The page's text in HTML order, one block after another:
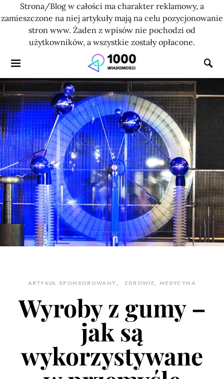
Strona/Blog w całości ma charakter reklamowy, a
zamieszczone na niej artykuły mają na celu pozycjonowanie
stron www. Żaden z wpisów nie pochodzi od
użytkowników, a wszystkie zostały opłacone.
ARTYKUŁ SPONSOROWANY ZDROWIE, MEDYCYNA
Wyroby z gumy –
jak są
wykorzystywane